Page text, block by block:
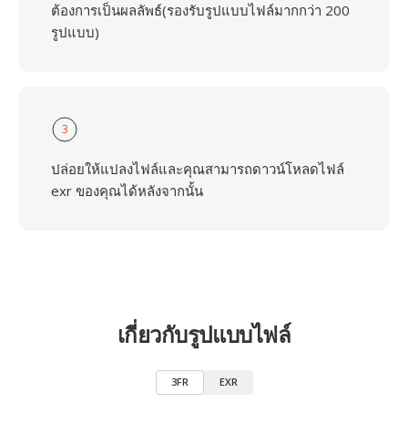
ต้องการเป็นผลลัพธ์(รองรับรูปแบบไฟล์มากกว่า 200
รูปแบบ)
3
ปล่อยให้แปลงไฟล์และคุณสามารถดาวน์โหลดไฟล์
exr ของคุณได้หลังจากนั้น
เกี่ยวกับรูปแบบไฟล์
3FR EXR